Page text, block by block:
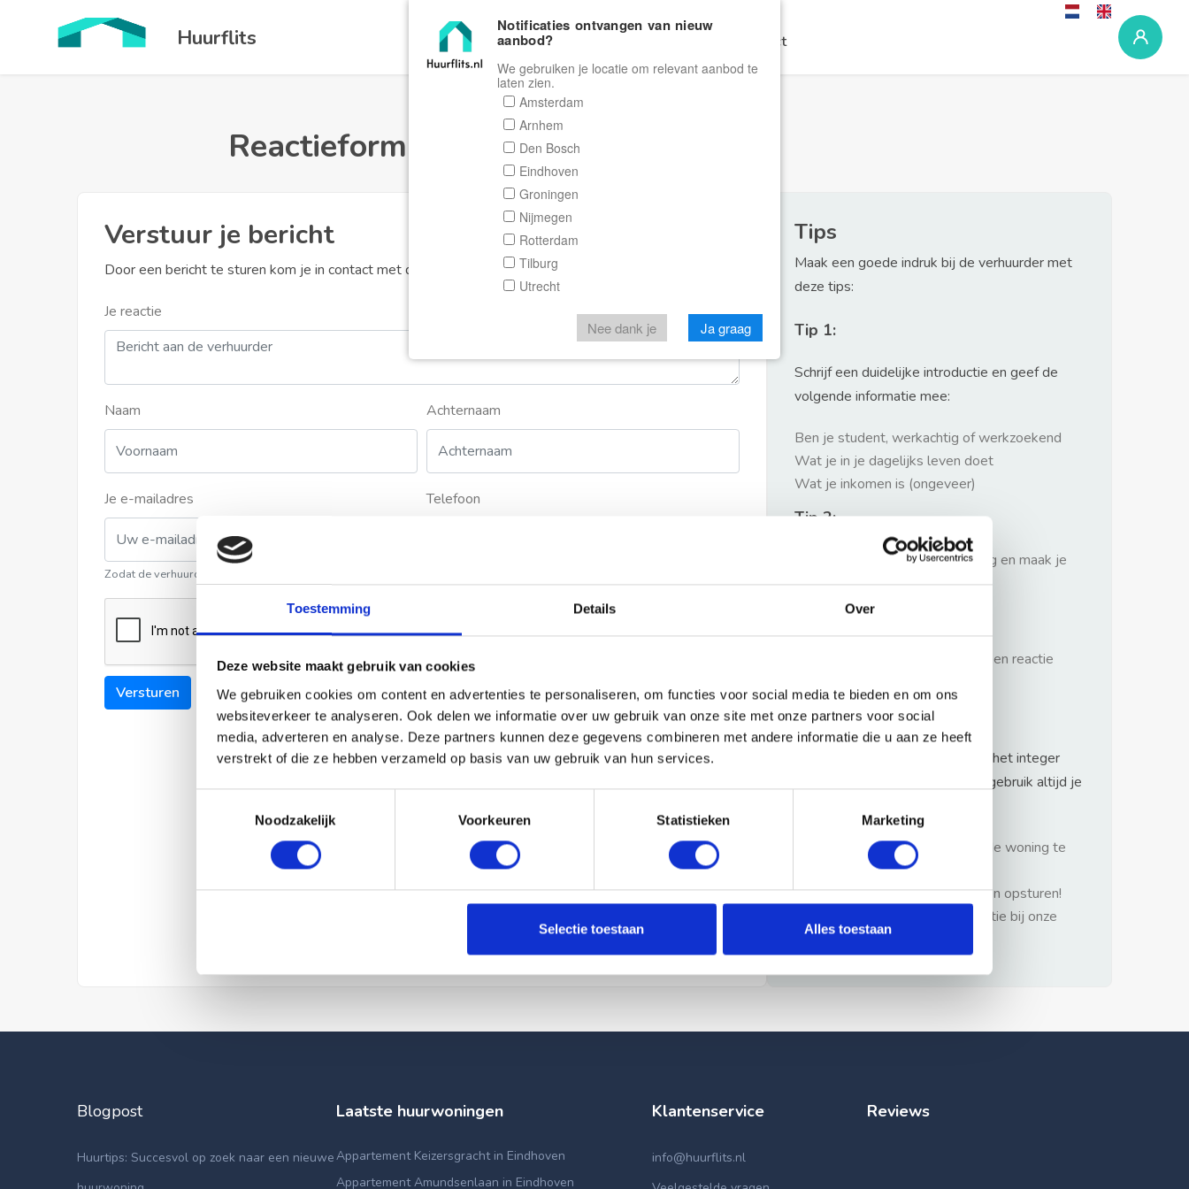
Toestemming Details Over
Deze website maakt gebruik van cookies
We gebruiken cookies om content en advertenties te personaliseren, om functies voor social media te bieden en om ons
websiteverkeer te analyseren. Ook delen we informatie over uw gebruik van onze site met onze partners voor social
media, adverteren en analyse. Deze partners kunnen deze gegevens combineren met andere informatie die u aan ze heeft
verstrekt of die ze hebben verzameld op basis van uw gebruik van hun services.
Noodzakelijk
Voorkeuren Statistieken Marketing
Selectie toestaan Alles toestaan
Huurflits Home Zoeken Contact
Reactieformulier Huurflits
Verstuur je bericht
Door een bericht te sturen kom je in contact met de aanbieder of makelaar van de woning.
Je reactie
Naam Achternaam
Je e-mailadres
Zodat de verhuurder contact met u kan opnemen
Telefoon
Versturen
Tips
Maak een goede indruk bij de verhuurder met
deze tips:
Tip 1:
Schrijf een duidelijke introductie en geef de
volgende informatie mee:
Ben je student, werkachtig of werkzoekend
Wat je in je dagelijks leven doet
Wat je inkomen is (ongeveer)
Tip 2:
Wees beleefd, niet te langdradig en maak je
verhaal kort
Wacht niet met reageren. Snel een reactie
Waarschuwing
Huurflits hecht veel waarde aan het integer
handelen van verhuurders maar gebruik altijd je
1: Nooit vooraf betalen zonder de woning te
hebben gezien.
2: Geen persoonlijke documenten opsturen!
3: Meld bij misbruik de advertentie bij onze
klantenservice.
Blogpost
Huurtips: Succesvol op zoek naar een nieuwe
Laatste huurwoningen
Appartement Keizersgracht in Eindhoven
Appartement Amundsenlaan in Eindhoven
Klantenservice
info@huurflits.nl
Reviews
Notificaties ontvangen van nieuw
aanbod?
We gebruiken je locatie om relevant aanbod te
laten zien.
Amsterdam
Arnhem
Den Bosch
Eindhoven
Groningen
Nijmegen
Rotterdam
Tilburg
Utrecht
Nee dank je Ja graag